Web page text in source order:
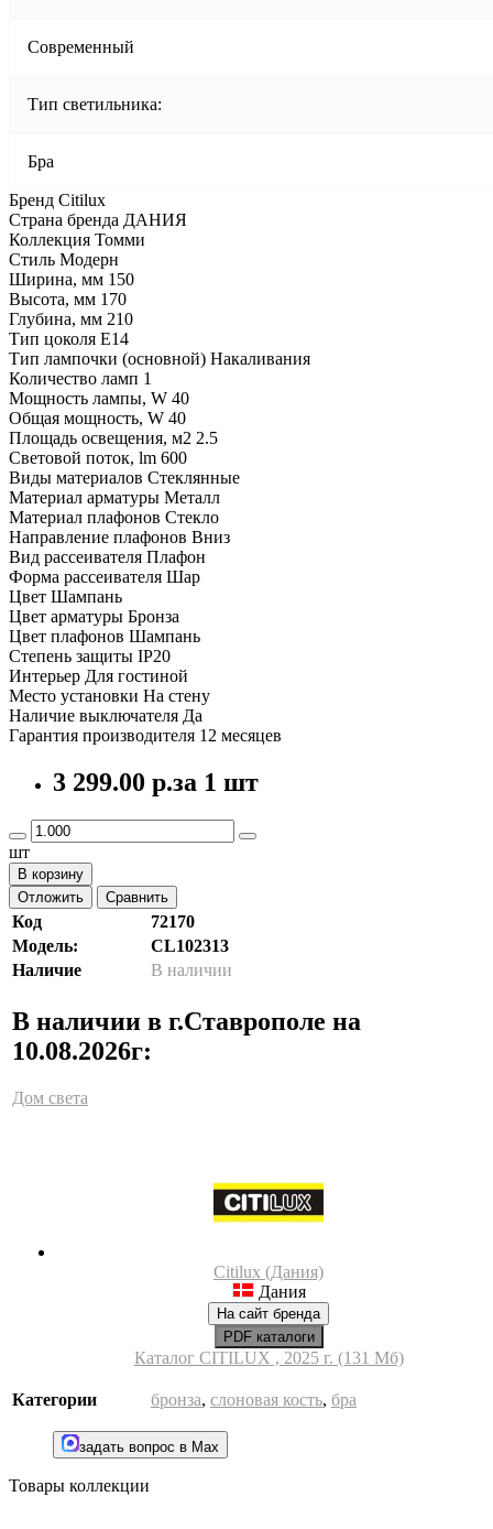
Современный
Тип светильника:
Бра
Бренд Citilux
Страна бренда ДАНИЯ
Коллекция Томми
Стиль Модерн
Ширина, мм 150
Высота, мм 170
Глубина, мм 210
Тип цоколя E14
Тип лампочки (основной) Накаливания
Количество ламп 1
Мощность лампы, W 40
Общая мощность, W 40
Площадь освещения, м2 2.5
Световой поток, lm 600
Виды материалов Стеклянные
Материал арматуры Металл
Материал плафонов Стекло
Направление плафонов Вниз
Вид рассеивателя Плафон
Форма рассеивателя Шар
Цвет Шампань
Цвет арматуры Бронза
Цвет плафонов Шампань
Степень защиты IP20
Интерьер Для гостиной
Место установки На стену
Наличие выключателя Да
Гарантия производителя 12 месяцев
3 299.00 р.за 1 шт
шт
В корзину
Отложить
Сравнить
Код
72170
Модель:
CL102313
Наличие
В наличии
В наличии в г.Ставрополе на
10.08.2026г:
Дом света
Citilux (Дания)
Дания
На сайт бренда
PDF каталоги
Каталог CITILUX , 2025 г. (131 Мб)
Категории бронза, слоновая кость, бра
задать вопрос в Max
Товары коллекции